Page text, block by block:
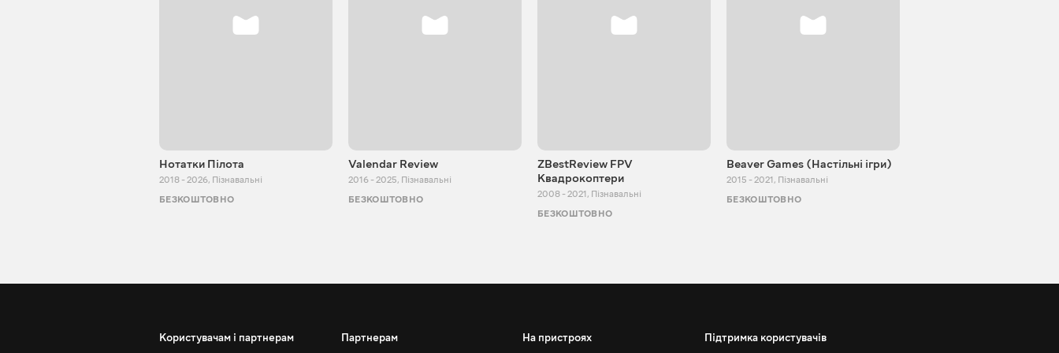
Нотатки Пілота
2018 - 2026, Пізнавальні
БЕЗКОШТОВНО
Valendar Review
2016 - 2025, Пізнавальні
БЕЗКОШТОВНО
ZBestReview FPV
Квадрокоптери
2008 - 2021, Пізнавальні
БЕЗКОШТОВНО
Beaver Games (Настільні ігри)
2015 - 2021, Пізнавальні
БЕЗКОШТОВНО
Користувачам і партнерам Партнерам На пристроях Підтримка користувачів